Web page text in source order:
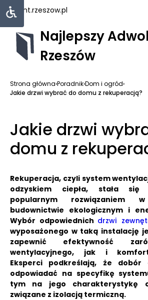
rejent.rzeszow.pl
Najlepszy
Rzeszów
Strona główna›Poradnik›Dom i ogród›
Jakie drzwi wybrać do domu z rekuperacją?
Jakie drzwi
domu z
Rekuperacja, czyli system
odzyskiem ciepła, stała się
popularnym rozwiązaniem w
budownictwie ekologicznym i
Wybór odpowiednich drzwi
wyposażonego w taką instalację
zapewnić efektywność
wentylacyjnego, jak i
Eksperci podkreślają, że dobór
odpowiadać na specyfikę
tym na jego charakterystykę
związane z izolacją termiczną.